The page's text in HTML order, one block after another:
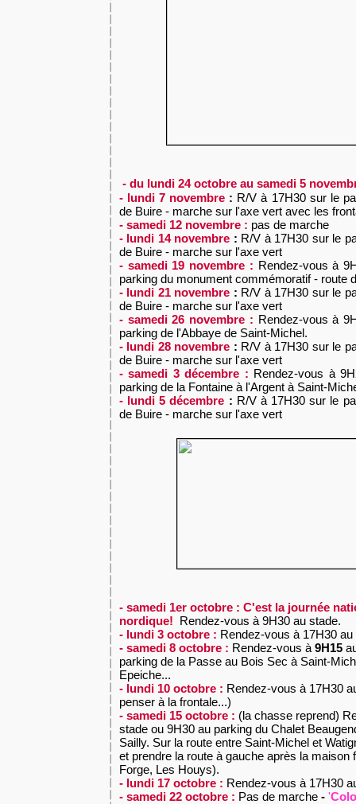
- du lundi 24 octobre au samedi 5
- lundi 7 novembre : R/V à 17H30 sur le
de Buire - marche sur l'axe vert avec les
- samedi 12 novembre : pas de marche
- lundi 14 novembre : R/V à 17H30 sur le
de Buire - marche sur l'axe vert
- samedi 19 novembre : Rendez-vous à
parking du monument commémoratif - route
- lundi 21 novembre : R/V à 17H30 sur le
de Buire - marche sur l'axe vert
- samedi 26 novembre : Rendez-vous à
parking de l'Abbaye de Saint-Michel.
- lundi 28 novembre : R/V à 17H30 sur le
de Buire - marche sur l'axe vert
- samedi 3 décembre : Rendez-vous à
parking de la Fontaine à l'Argent à Saint-
- lundi 5 décembre : R/V à 17H30 sur le
de Buire - marche sur l'axe vert
- samedi 1er octobre : C'est la journée
nordique! Rendez-vous à 9H30 au stade.
- lundi 3 octobre : Rendez-vous à 17H30 au
- samedi 8 octobre : Rendez-vous à 9H15
parking de la Passe au Bois Sec à Saint-
Epeiche...
- lundi 10 octobre : Rendez-vous à 17H30
penser à la frontale...)
- samedi 15 octobre : (la chasse reprend)
stade ou 9H30 au parking du Chalet
Sailly. Sur la route entre Saint-Michel et
et prendre la route à gauche après la maison
Forge, Les Houys).
- lundi 17 octobre : Rendez-vous à 17H30
- samedi 22 octobre : Pas de marche - '